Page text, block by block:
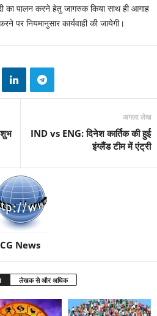
का पालन करने हेतु जागरुक किया साथ ही आगाह
पर नियमानुसार कार्यवाही की जायेगी।
शुभ
अगला लेख
IND vs ENG: दिनेश कार्तिक की हुई
इंग्लैंड टीम में एंट्री
CG News
लेखक से और अधिक